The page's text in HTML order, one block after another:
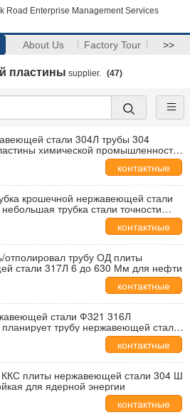
Road Enterprise Management Services
About Us Factory Tour >>
пластины supplier. (47)
стали 304Л трубы 304
химической промышленности
контактные
данные
крошечной нержавеющей стали
трубка стали точности
контактные
данные
отполировал трубу ОД плиты
стали 317Л 6 до 630 Мм для нефти
контактные
данные
стали Ф321 316Л
трубу нержавеющей стали
контактные
данные
плиты нержавеющей стали 304 Ш
для ядерной энергии
контактные